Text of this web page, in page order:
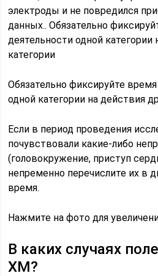
электроды и не повредился
данных.. Обязательно
деятельности одной категории
категории
Обязательно фиксируйте
одной категории на действия
Если в период проведения
почувствовали какие-либо
(головокружение, приступ
непременно перечислите их в
время.
Нажмите на фото для
В каких случаях
ХМ?